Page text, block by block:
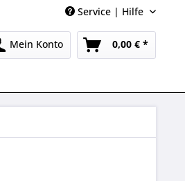
Service | Hilfe
Mein Konto 0,00 € *